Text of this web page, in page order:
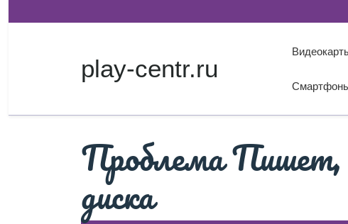
к
play-centr.ru
Проблема Пишет,
диска